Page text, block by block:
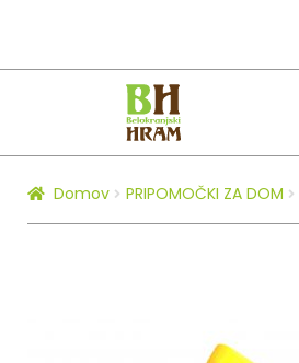
navigation
content
Domov PRIPOMOČKI ZA DOM